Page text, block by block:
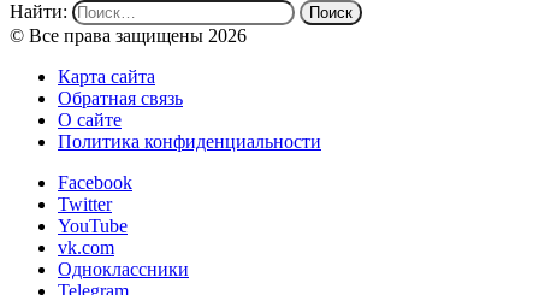
Найти:
© Все права защищены 2026
Карта сайта
Обратная связь
О сайте
Политика конфиденциальности
Facebook
Twitter
YouTube
vk.com
Одноклассники
Telegram